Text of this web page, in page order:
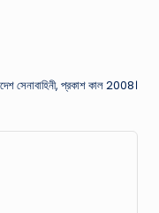
সেনাবাহিনী, প্রকাশ কাল 2008।